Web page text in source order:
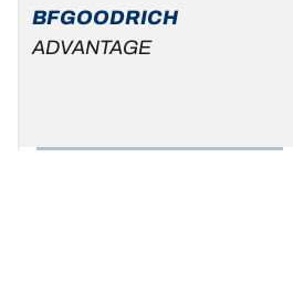
BFGOODRICH
ADVANTAGE